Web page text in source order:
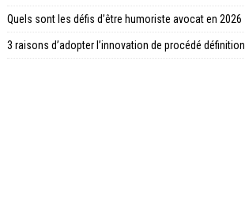
Quels sont les défis d’être humoriste avocat en 2026
3 raisons d’adopter l’innovation de procédé définition